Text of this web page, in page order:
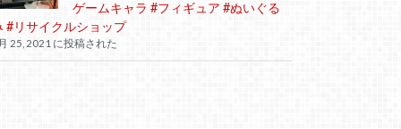
ゲームキャラ #フィギュア #ぬいぐる
#リサイクルショップ
25, 2021 に投稿された